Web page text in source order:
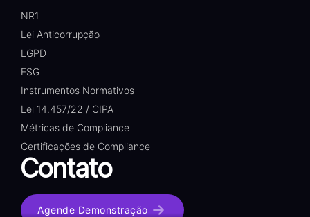
NR1
Lei Anticorrupção
LGPD
ESG
Instrumentos Normativos
Lei 14.457/22 / CIPA
Métricas de Compliance
Certificações de Compliance
Contato
Agende Demonstração